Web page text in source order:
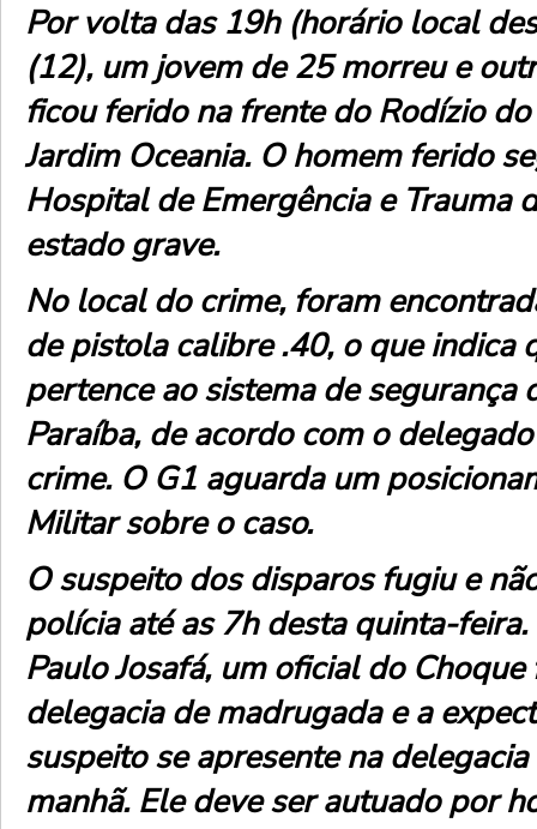
Por volta das 19h (horário local
(12), um jovem de 25 morreu e
ficou ferido na frente do Rodízio
Jardim Oceania. O homem ferido
Hospital de Emergência e Trauma
estado grave.
No local do crime, foram
de pistola calibre .40, o que indica
pertence ao sistema de segurança
Paraíba, de acordo com o
crime. O G1 aguarda um
Militar sobre o caso.
O suspeito dos disparos fugiu e
polícia até as 7h desta quinta-
Paulo Josafá, um oficial do Choque
delegacia de madrugada e a
suspeito se apresente na
manhã. Ele deve ser autuado por